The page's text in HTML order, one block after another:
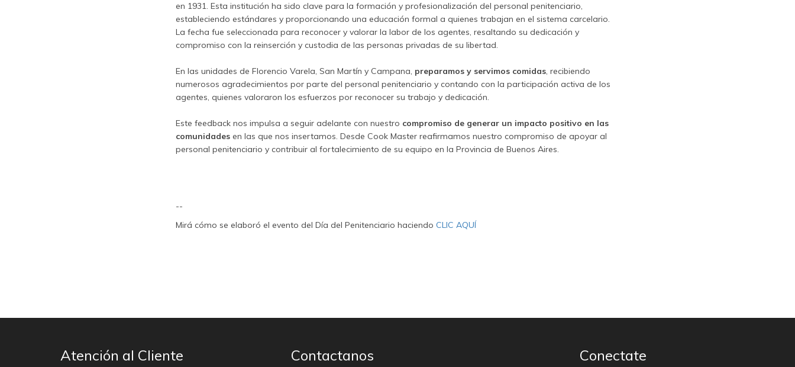
en 1931. Esta institución ha sido clave para la formación y profesionalización del personal penitenciario,
estableciendo estándares y proporcionando una educación formal a quienes trabajan en el sistema carcelario.
La fecha fue seleccionada para reconocer y valorar la labor de los agentes, resaltando su dedicación y
compromiso con la reinserción y custodia de las personas privadas de su libertad.
En las unidades de Florencio Varela, San Martín y Campana, preparamos y servimos comidas, recibiendo
numerosos agradecimientos por parte del personal penitenciario y contando con la participación activa de los
agentes, quienes valoraron los esfuerzos por reconocer su trabajo y dedicación.
Este feedback nos impulsa a seguir adelante con nuestro compromiso de generar un impacto positivo en las
comunidades en las que nos insertamos. Desde Cook Master reafirmamos nuestro compromiso de apoyar al
personal penitenciario y contribuir al fortalecimiento de su equipo en la Provincia de Buenos Aires.
--
Mirá cómo se elaboró el evento del Día del Penitenciario haciendo CLIC AQUÍ
Atención al Cliente Contactanos Conectate